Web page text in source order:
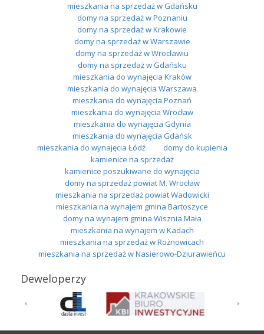
mieszkania na sprzedaż w Gdańsku
domy na sprzedaż w Poznaniu
domy na sprzedaż w Krakowie
domy na sprzedaż w Warszawie
domy na sprzedaż w Wrocławiu
domy na sprzedaż w Gdańsku
mieszkania do wynajęcia Kraków
mieszkania do wynajęcia Warszawa
mieszkania do wynajęcia Poznań
mieszkania do wynajęcia Wrocław
mieszkania do wynajęcia Gdynia
mieszkania do wynajęcia Gdańsk
mieszkania do wynajęcia Łódź
domy do kupienia
kamienice na sprzedaż
kamienice poszukiwane do wynajęcia
domy na sprzedaż powiat M. Wrocław
mieszkania na sprzedaż powiat Wadowicki
mieszkania na wynajem gmina Bartoszyce
domy na wynajem gmina Wisznia Mała
mieszkania na wynajem w Kadach
mieszkania na sprzedaż w Rożnowicach
mieszkania na sprzedaż w Nasierowo-Dziurawieńcu
Deweloperzy